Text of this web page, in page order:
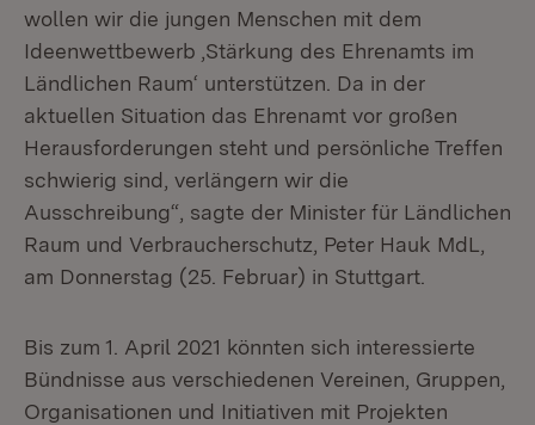
wollen wir die jungen Menschen mit dem
Ideenwettbewerb ‚Stärkung des Ehrenamts im
Ländlichen Raum‘ unterstützen. Da in der
aktuellen Situation das Ehrenamt vor großen
Herausforderungen steht und persönliche Treffen
schwierig sind, verlängern wir die
Ausschreibung“, sagte der Minister für Ländlichen
Raum und Verbraucherschutz, Peter Hauk MdL,
am Donnerstag (25. Februar) in Stuttgart.
Bis zum 1. April 2021 könnten sich interessierte
Bündnisse aus verschiedenen Vereinen, Gruppen,
Organisationen und Initiativen mit Projekten